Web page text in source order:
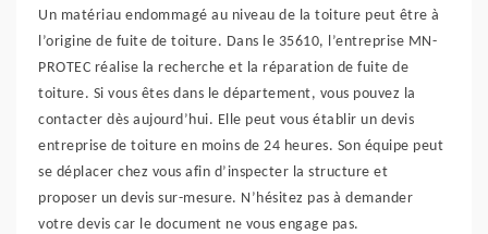
Un matériau endommagé au niveau de la toiture peut être à
l’origine de fuite de toiture. Dans le 35610, l’entreprise MN-
PROTEC réalise la recherche et la réparation de fuite de
toiture. Si vous êtes dans le département, vous pouvez la
contacter dès aujourd’hui. Elle peut vous établir un devis
entreprise de toiture en moins de 24 heures. Son équipe peut
se déplacer chez vous afin d’inspecter la structure et
proposer un devis sur-mesure. N’hésitez pas à demander
votre devis car le document ne vous engage pas.